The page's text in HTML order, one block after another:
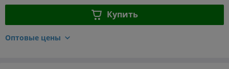
Купить
Оптовые цены